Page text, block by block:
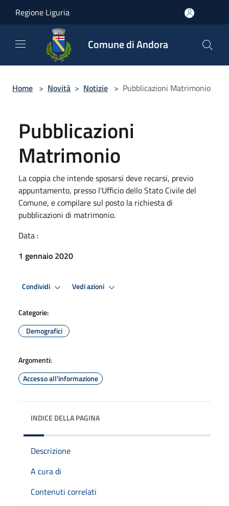
Regione Liguria
Comune di Andora
Home > Novità > Notizie > Pubblicazioni Matrimonio
Pubblicazioni
Matrimonio
La coppia che intende sposarsi deve recarsi, previo
appuntamento, presso l'Ufficio dello Stato Civile del
Comune, e compilare sul posto la richiesta di
pubblicazioni di matrimonio.
Data :
1 gennaio 2020
Condividi Vedi azioni
Categorie:
Demografici
Argomenti:
Accesso all'informazione
INDICE DELLA PAGINA
Descrizione
A cura di
Contenuti correlati